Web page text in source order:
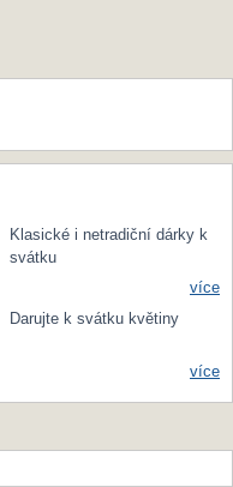
Klasické i netradiční dárky k
svátku
více
Darujte k svátku květiny
více